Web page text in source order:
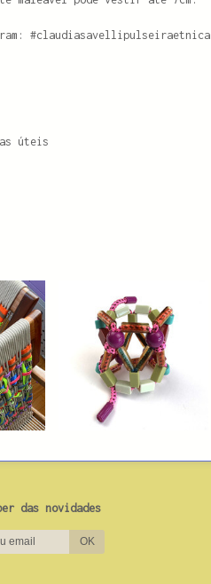
#claudiasavellipulseiraetnica
úteis
das novidades